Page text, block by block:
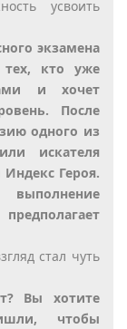
усвоить
экзамена
кто уже
и хочет
После
одного из
искателя
Героя.
стал чуть
Вы хотите
чтобы